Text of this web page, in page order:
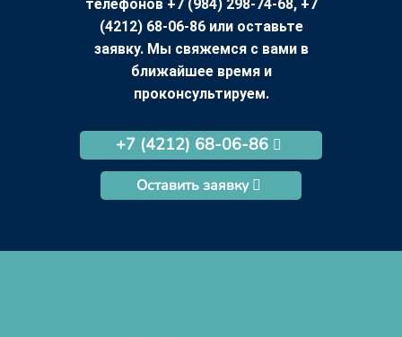
телефонов +7 (984) 298-74-68, +7
(4212) 68-06-86 или оставьте
заявку. Мы свяжемся с вами в
ближайшее время и
проконсультируем.
+7 (4212) 68-06-86
Оставить заявку